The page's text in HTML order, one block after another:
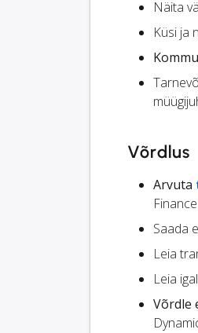
Näita
Küsi ja
Võrdlus
Arvuta
Saada
Leia
Leia
Võrdle